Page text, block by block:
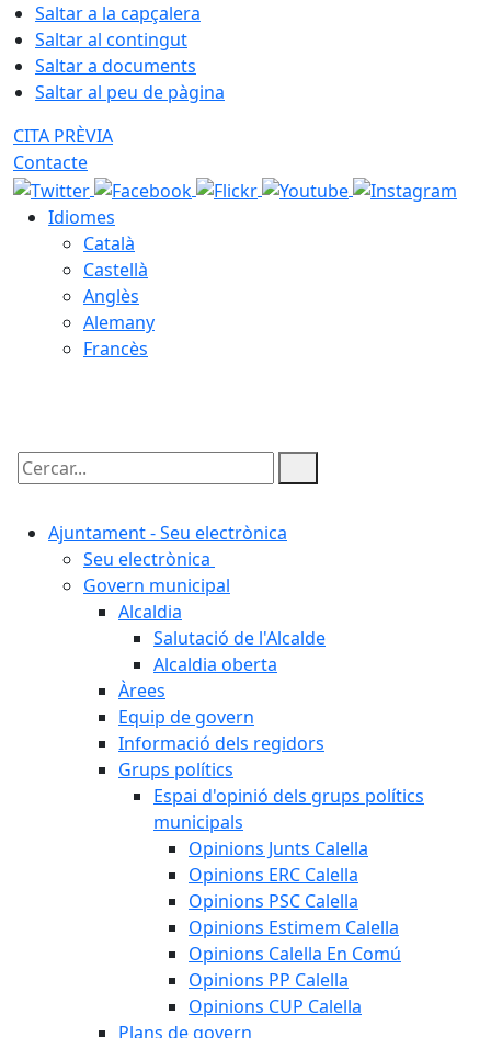
Saltar a la capçalera
Saltar al contingut
Saltar a documents
Saltar al peu de pàgina
CITA PRÈVIA
Contacte
Idiomes
Català
Castellà
Anglès
Alemany
Francès
Cercar:
Ajuntament - Seu electrònica
Seu electrònica
Govern municipal
Alcaldia
Salutació de l'Alcalde
Alcaldia oberta
Àrees
Equip de govern
Informació dels regidors
Grups polítics
Espai d'opinió dels grups polítics
municipals
Opinions Junts Calella
Opinions ERC Calella
Opinions PSC Calella
Opinions Estimem Calella
Opinions Calella En Comú
Opinions PP Calella
Opinions CUP Calella
Plans de govern